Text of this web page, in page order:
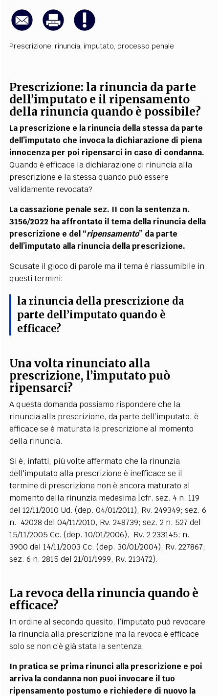
Prescrizione, rinuncia, imputato, processo penale
Prescrizione: la rinuncia da parte
dell’imputato e il ripensamento
della rinuncia quando è possibile?
La prescrizione e la rinuncia della stessa da parte
dell’imputato che invoca la dichiarazione di piena
innocenza per poi ripensarci in caso di condanna.
Quando è efficace la dichiarazione di rinuncia alla
prescrizione e la stessa quando può essere
validamente revocata?
La cassazione penale sez. II con la sentenza n.
3156/2022 ha affrontato il tema della rinuncia della
prescrizione e del “ripensamento” da parte
dell’imputato alla rinuncia della prescrizione.
Scusate il gioco di parole ma il tema è riassumibile in
questi termini:
la rinuncia della prescrizione da
parte dell’imputato quando è
efficace?
Una volta rinunciato alla
prescrizione, l’imputato può
ripensarci?
A questa domanda possiamo rispondere che la
rinuncia alla prescrizione, da parte dell’imputato, è
efficace se è maturata la prescrizione al momento
della rinuncia.
Si è, infatti, più volte affermato che la rinunzia
dell'imputato alla prescrizione è inefficace se il
termine di prescrizione non è ancora maturato al
momento della rinunzia medesima [cfr. sez. 4 n. 119
del 12/11/2010 Ud. (dep. 04/01/2011), Rv. 249349; sez. 6
n. 42028 del 04/11/2010, Rv. 248739; sez. 2 n. 527 del
15/11/2005 Cc. (dep. 10/01/2006), Rv. 2 233145; n.
3900 del 14/11/2003 Cc. (dep. 30/01/2004), Rv. 227867;
sez. 6 n. 2815 del 21/01/1999, Rv. 213472).
La revoca della rinuncia quando è
efficace?
In ordine al secondo quesito, l’imputato può revocare
la rinuncia alla prescrizione ma la revoca è efficace
solo se non c’è già stata la sentenza.
In pratica se prima rinunci alla prescrizione e poi
arriva la condanna non puoi invocare il tuo
ripensamento postumo e richiedere di nuovo la